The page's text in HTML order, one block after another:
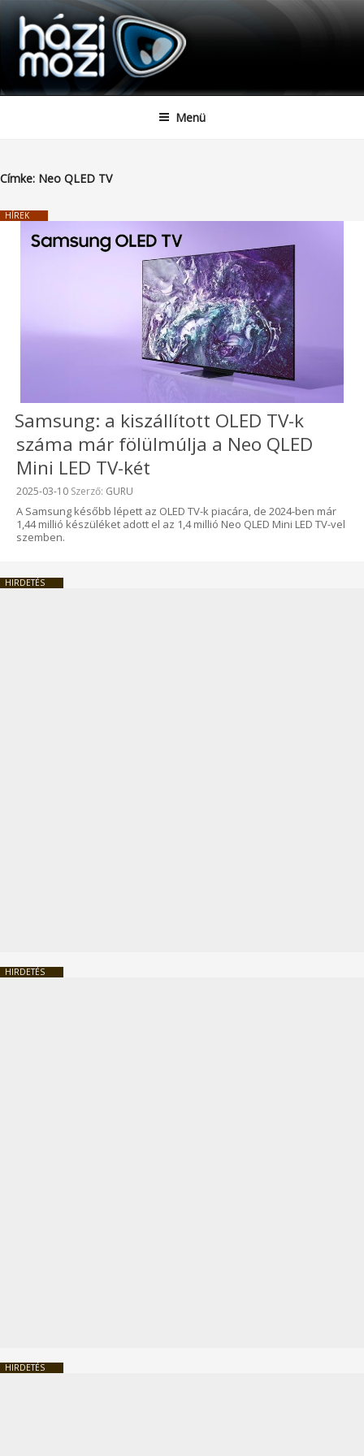
Tartalomhoz
HAZIMOZI
Menü
Címke: Neo QLED TV
HÍREK
Samsung: a kiszállított OLED TV-k
száma már fölülmúlja a Neo QLED
Mini LED TV-két
Beküldve:
2025-03-10 Szerző: GURU
A Samsung később lépett az OLED TV-k piacára, de 2024-ben már
1,44 millió készüléket adott el az 1,4 millió Neo QLED Mini LED TV-vel
szemben.
HIRDETÉS
HIRDETÉS
HIRDETÉS